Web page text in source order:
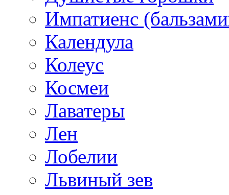
Импатиенс
Календула
Колеус
Космеи
Лаватеры
Лен
Лобелии
Львиный зев